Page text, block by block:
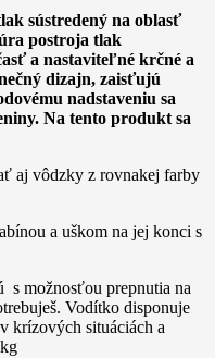
sústredený na oblasť
postroja tlak
a nastaviteľné krčné a
dizajn, zaisťujú
nadstaveniu sa
Na tento produkt sa
aj vôdzky z rovnakej farby
a uškom na jej konci s
s možnosťou prepnutia na
Vodítko disponuje
krízových situáciách a